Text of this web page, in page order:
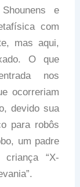
e
com
mas aqui,
O que
nos
ocorreriam
devido sua
para robôs
um padre
criança “X-